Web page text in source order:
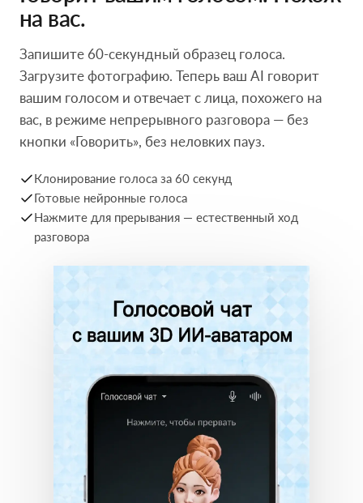
на вас.
Запишите 60-секундный образец голоса.
Загрузите фотографию. Теперь ваш AI говорит
вашим голосом и отвечает с лица, похожего на
вас, в режиме непрерывного разговора — без
кнопки «Говорить», без неловких пауз.
Клонирование голоса за 60 секунд
Готовые нейронные голоса
Нажмите для прерывания — естественный ход
разговора